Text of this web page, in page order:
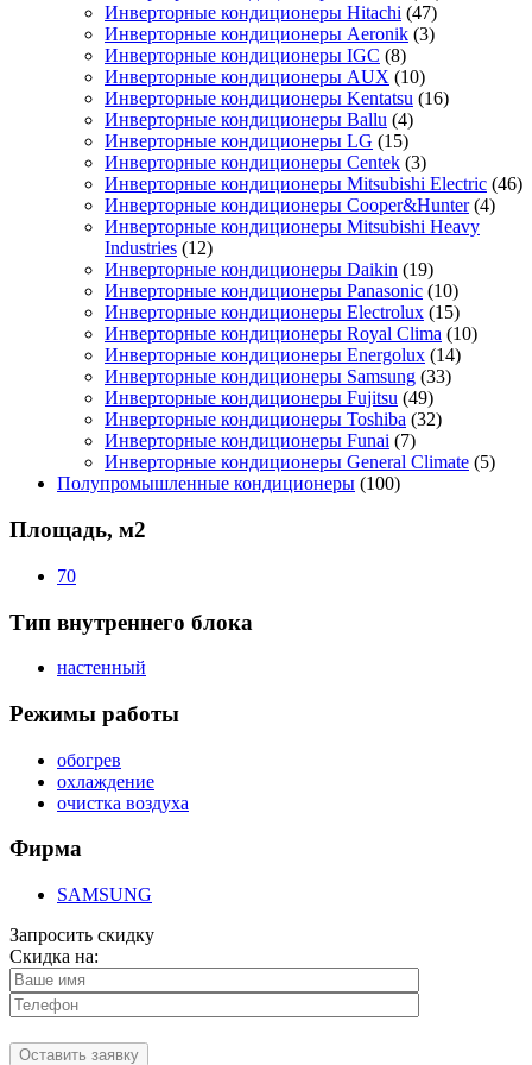
Инверторные кондиционеры Hitachi (47)
Инверторные кондиционеры Aeronik (3)
Инверторные кондиционеры IGC (8)
Инверторные кондиционеры AUX (10)
Инверторные кондиционеры Kentatsu (16)
Инверторные кондиционеры Ballu (4)
Инверторные кондиционеры LG (15)
Инверторные кондиционеры Centek (3)
Инверторные кондиционеры Mitsubishi Electric (46)
Инверторные кондиционеры Cooper&Hunter (4)
Инверторные кондиционеры Mitsubishi Heavy
Industries (12)
Инверторные кондиционеры Daikin (19)
Инверторные кондиционеры Panasonic (10)
Инверторные кондиционеры Electrolux (15)
Инверторные кондиционеры Royal Clima (10)
Инверторные кондиционеры Energolux (14)
Инверторные кондиционеры Samsung (33)
Инверторные кондиционеры Fujitsu (49)
Инверторные кондиционеры Toshiba (32)
Инверторные кондиционеры Funai (7)
Инверторные кондиционеры General Climate (5)
Полупромышленные кондиционеры (100)
Площадь, м2
70
Тип внутреннего блока
настенный
Режимы работы
обогрев
охлаждение
очистка воздуха
Фирма
SAMSUNG
Запросить скидку
Скидка на: